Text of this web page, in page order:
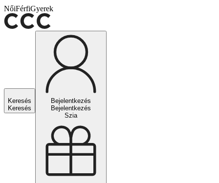
NőiFérfiGyerek
Keresés
Keresés
Bejelentkezés
Bejelentkezés
Szia